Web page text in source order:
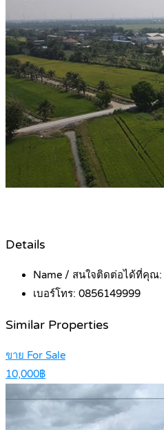
Details
Name / สนใจติดต่อได้ที่คุณ:
เบอร์โทร: 0856149999
Similar Properties
ขาย For Sale
10,000฿